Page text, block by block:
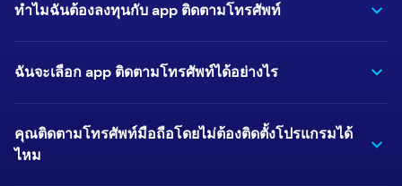
ทำไมฉันต้องลงทุนกับ app ติดตามโทรศัพท์
ฉันจะเลือก app ติดตามโทรศัพท์ได้อย่างไร
คุณติดตามโทรศัพท์มือถือโดยไม่ต้องติดตั้งโปรแกรมได้
ไหม